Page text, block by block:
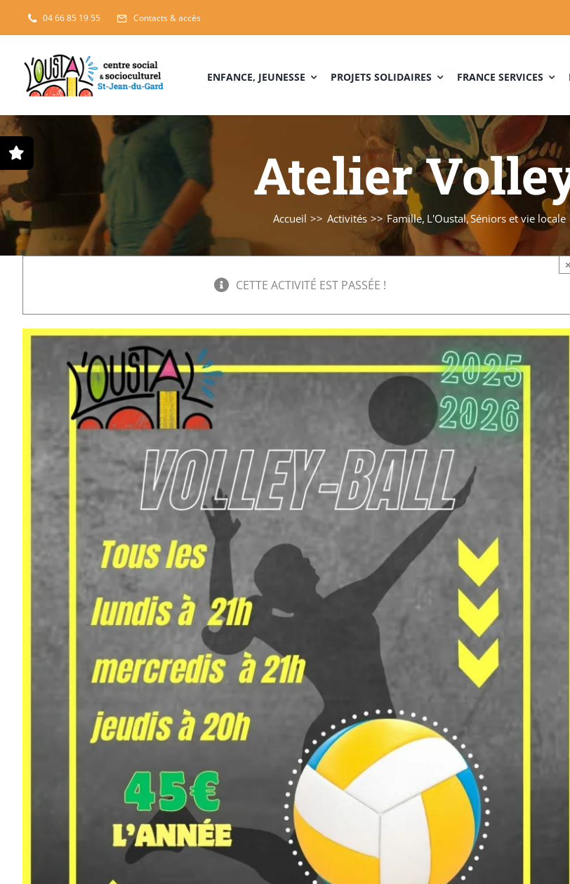
Passer
au
contenu
04 66 85 19 55 Contacts & accès
ENFANCE, JEUNESSE PROJETS SOLIDAIRES FRANCE SERVICES
Atelier
Accueil Activités Famille L'Oustal Séniors et vie locale
CETTE ACTIVITÉ EST PASSÉE !
×